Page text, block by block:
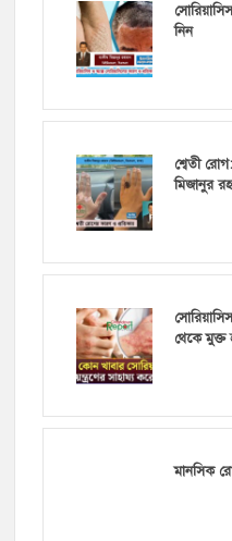
নিন
শ্বেতী
মিজানুর
থেকে মুক্ত
মানসিক